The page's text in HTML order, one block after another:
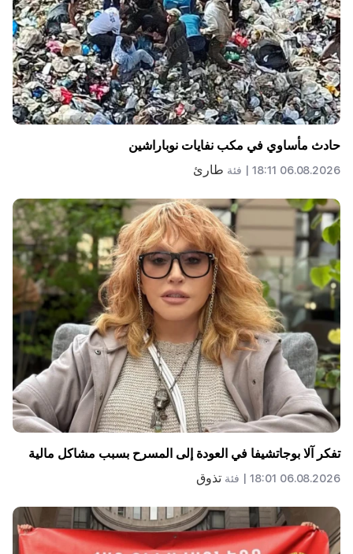
حادث مأساوي في مكب نفايات نوباراشين
06.08.2026 18:11 | فئة طارئ
تفكر آلا بوجاتشيفا في العودة إلى المسرح بسبب مشاكل مالية
06.08.2026 18:01 | فئة تذوق